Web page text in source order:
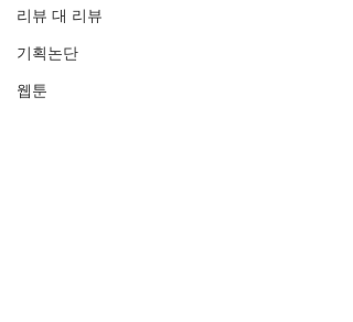
리뷰 대 리뷰
기획논단
웹툰